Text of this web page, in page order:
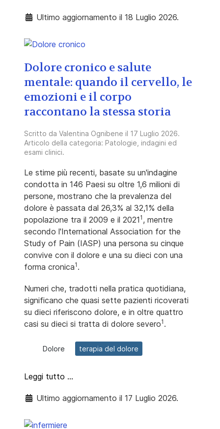
Ultimo aggiornamento il 18 Luglio 2026.
Dolore cronico e salute
mentale: quando il cervello, le
emozioni e il corpo
raccontano la stessa storia
Scritto da Valentina Ognibene il 17 Luglio 2026.
Articolo della categoria: Patologie, indagini ed
esami clinici.
Le stime più recenti, basate su un'indagine
condotta in 146 Paesi su oltre 1,6 milioni di
persone, mostrano che la prevalenza del
dolore è passata dal 26,3% al 32,1% della
popolazione tra il 2009 e il 2021 1 , mentre
secondo l'International Association for the
Study of Pain (IASP) una persona su cinque
convive con il dolore e una su dieci con una
forma cronica1 .
Numeri che, tradotti nella pratica quotidiana,
significano che quasi sette pazienti ricoverati
su dieci riferiscono dolore, e in oltre quattro
casi su dieci si tratta di dolore severo1 .
Dolore terapia del dolore
Leggi tutto …
Ultimo aggiornamento il 17 Luglio 2026.